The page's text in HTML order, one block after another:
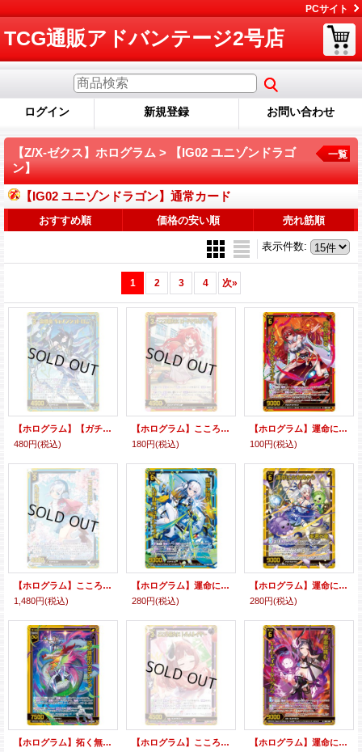
PCサイト
TCG通販アドバンテージ2号店
ログイン 新規登録 お問い合わせ
【Z/X-ゼクス】ホログラム > 【IG02 ユニゾンドラゴ
ン】
【IG02 ユニゾンドラゴン】通常カード
一覧
おすすめ順 価格の安い順 売れ筋順
表示件数:
1 2 3 4 次»
【ホログラム】【ガチャ】雷閃竜 キャノンシュトロム
480円(税込)
【ホログラム】こころ新たに ロードクリムゾン
180円(税込)
【ホログラム】運命に挑む ロードクリムゾン∀メイラル
100円(税込)
【ホログラム】こころ新たに ヘリカルフォート
1,480円(税込)
【ホログラム】運命に挑む ヘリカルフォート∀ユイ
280円(税込)
【ホログラム】運命に立ち向かう 姫君と竜
280円(税込)
【ホログラム】拓く無限のカデンツァ
【ホログラム】こころ新たに レルムレイザー
【ホログラム】運命に挑む レルムレイザー∀バラハラ